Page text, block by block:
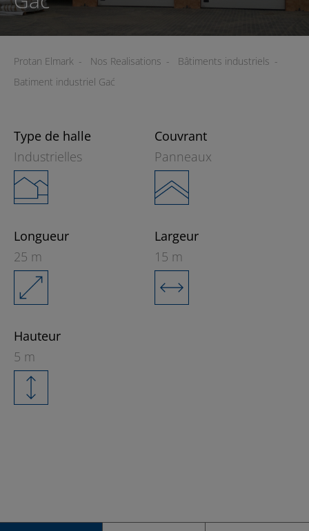
Protan Elmark - Nos Realisations - Bâtiments industriels -
Batiment industriel Gać
Type de halle
Industrielles
Couvrant
Panneaux
Longueur
25 m
Largeur
15 m
Hauteur
5 m